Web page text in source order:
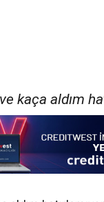
kaça aldım